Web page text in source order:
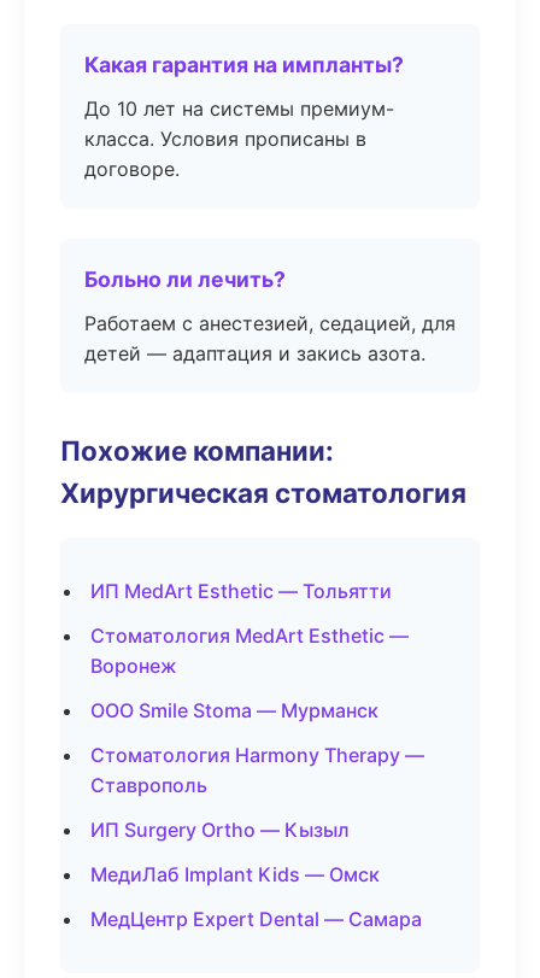
Какая гарантия на импланты?
До 10 лет на системы премиум-
класса. Условия прописаны в
договоре.
Больно ли лечить?
Работаем с анестезией, седацией, для
детей — адаптация и закись азота.
Похожие компании:
Хирургическая стоматология
ИП MedArt Esthetic — Тольятти
Стоматология MedArt Esthetic —
Воронеж
ООО Smile Stoma — Мурманск
Стоматология Harmony Therapy —
Ставрополь
ИП Surgery Ortho — Кызыл
МедиЛаб Implant Kids — Омск
МедЦентр Expert Dental — Самара